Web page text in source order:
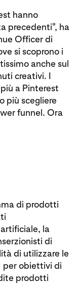
hanno
precedenti", ha
Officer di
si scoprono i
anche sul
creativi. I
a Pinterest
più scegliere
funnel. Ora
di prodotti
la
di
di utilizzare le
per obiettivi di
prodotti